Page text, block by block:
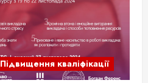
Підвищення кваліфікації